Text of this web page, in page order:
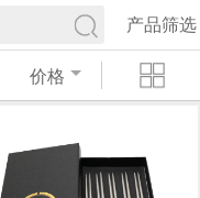
产品筛选
价格